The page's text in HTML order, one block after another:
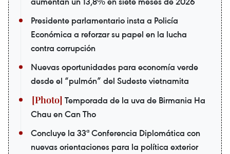
Presidente parlamentario insta a Policía
Económica a reforzar su papel en la lucha
contra corrupción
Nuevas oportunidades para economía verde
desde el “pulmón” del Sudeste vietnamita
Temporada de la uva de Birmania Ha
Chau en Can Tho
Concluye la 33ª Conferencia Diplomática con
nuevas orientaciones para la política exterior